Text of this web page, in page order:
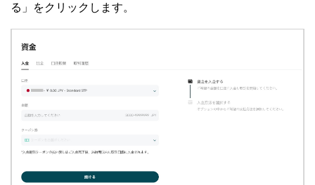
る」をクリックします。